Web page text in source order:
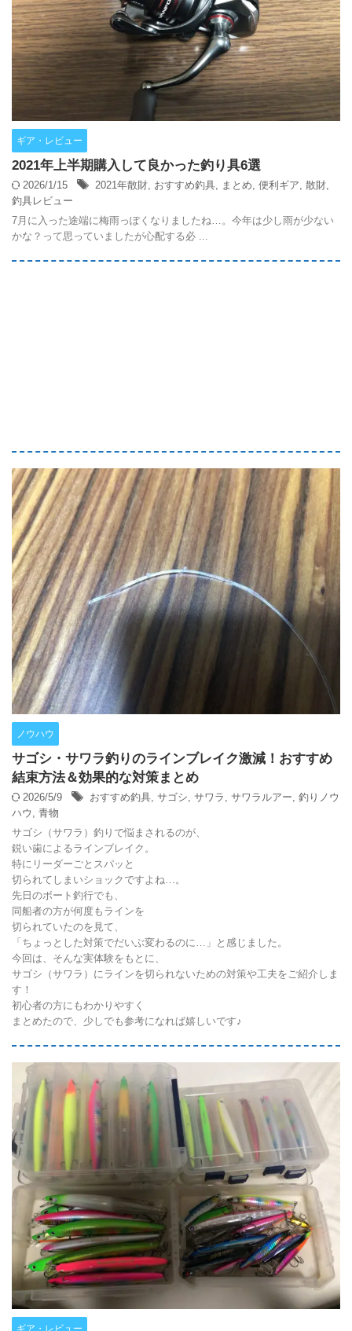
ギア・レビュー
2021年上半期購入して良かった釣り具6選
2026/1/15 2021年散財 おすすめ釣具 まとめ 便利ギア 散財
釣具レビュー
7月に入った途端に梅雨っぽくなりましたね…。今年は少し雨が少ない
かな？って思っていましたが心配する必 ...
ノウハウ
サゴシ・サワラ釣りのラインブレイク激減！おすすめ
結束方法＆効果的な対策まとめ
2026/5/9 おすすめ釣具, サゴシ, サワラ , サワラルアー, 釣りノウ
ハウ , 青物
サゴシ（サワラ）釣りで悩まされるのが、
鋭い歯によるラインブレイク。
特にリーダーごとスパッと
切られてしまいショックですよね…。
先日のボート釣行でも、
同船者の方が何度もラインを
切られていたのを見て、
「ちょっとした対策でだいぶ変わるのに…」と感じました。
今回は、そんな実体験をもとに、
サゴシ（サワラ）にラインを切られないための対策や工夫をご紹介しま
す！
初心者の方にもわかりやすく
まとめたので、少しでも参考になれば嬉しいです♪
ギア・レビュー